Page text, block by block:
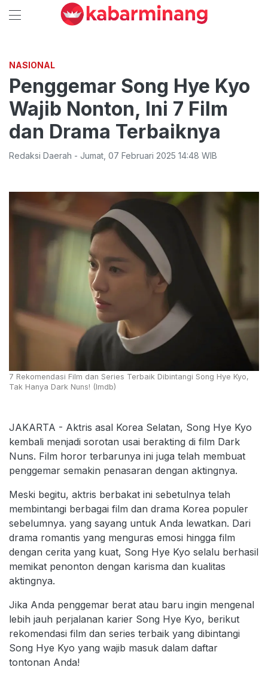
NASIONAL
Penggemar Song Hye Kyo
Wajib Nonton, Ini 7 Film
dan Drama Terbaiknya
Redaksi Daerah - Jumat 07 Februari 2025 14:48 WIB
7 Rekomendasi Film dan Series Terbaik Dibintangi Song Hye Kyo,
Tak Hanya Dark Nuns! (Imdb)
JAKARTA - Aktris asal Korea Selatan, Song Hye Kyo
kembali menjadi sorotan usai berakting di film Dark
Nuns. Film horor terbarunya ini juga telah membuat
penggemar semakin penasaran dengan aktingnya.
Meski begitu, aktris berbakat ini sebetulnya telah
membintangi berbagai film dan drama Korea populer
sebelumnya. yang sayang untuk Anda lewatkan. Dari
drama romantis yang menguras emosi hingga film
dengan cerita yang kuat, Song Hye Kyo selalu berhasil
memikat penonton dengan karisma dan kualitas
aktingnya.
Jika Anda penggemar berat atau baru ingin mengenal
lebih jauh perjalanan karier Song Hye Kyo, berikut
rekomendasi film dan series terbaik yang dibintangi
Song Hye Kyo yang wajib masuk dalam daftar
tontonan Anda!